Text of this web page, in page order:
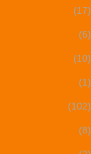
(17)
(6)
(10)
(1)
(102)
(8)